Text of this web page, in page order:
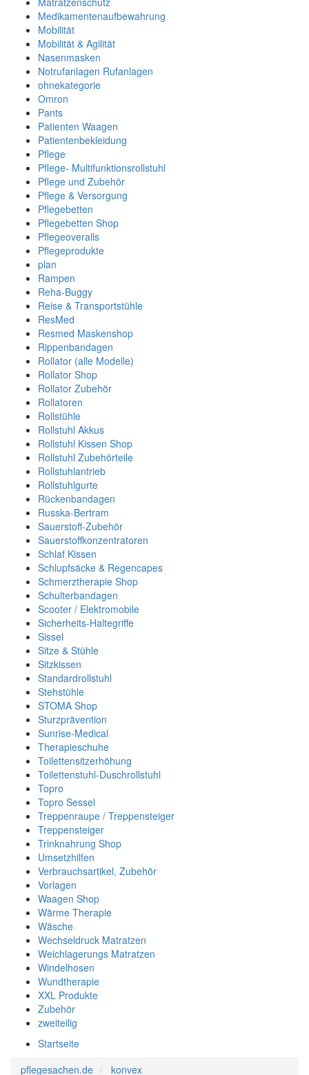
Medikamentenaufbewahrung
Mobilität
Mobilität & Agilität
Nasenmasken
Notrufanlagen Rufanlagen
ohnekategorie
Omron
Pants
Patienten Waagen
Patientenbekleidung
Pflege
Pflege- Multifunktionsrollstuhl
Pflege und Zubehör
Pflege & Versorgung
Pflegebetten
Pflegebetten Shop
Pflegeoveralls
Pflegeprodukte
plan
Rampen
Reha-Buggy
Reise & Transportstühle
ResMed
Resmed Maskenshop
Rippenbandagen
Rollator (alle Modelle)
Rollator Shop
Rollator Zubehör
Rollatoren
Rollstühle
Rollstuhl Akkus
Rollstuhl Kissen Shop
Rollstuhl Zubehörteile
Rollstuhlantrieb
Rollstuhlgurte
Rückenbandagen
Russka-Bertram
Sauerstoff-Zubehör
Sauerstoffkonzentratoren
Schlaf Kissen
Schlupfsäcke & Regencapes
Schmerztherapie Shop
Schulterbandagen
Scooter / Elektromobile
Sicherheits-Haltegriffe
Sissel
Sitze & Stühle
Sitzkissen
Standardrollstuhl
Stehstühle
STOMA Shop
Sturzprävention
Sunrise-Medical
Therapieschuhe
Toilettensitzerhöhung
Toilettenstuhl-Duschrollstuhl
Topro
Topro Sessel
Treppenraupe / Treppensteiger
Treppensteiger
Trinknahrung Shop
Umsetzhilfen
Verbrauchsartikel, Zubehör
Vorlagen
Waagen Shop
Wärme Therapie
Wäsche
Wechseldruck Matratzen
Weichlagerungs Matratzen
Windelhosen
Wundtherapie
XXL Produkte
Zubehör
zweiteilig
Startseite
pflegesachen.de
konvex